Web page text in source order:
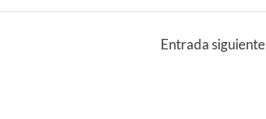
Entrada siguiente